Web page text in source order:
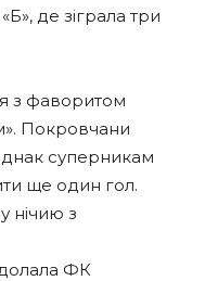
де зіграла три
з фаворитом
Покровчани
суперникам
ще один гол.
нічию з
ФК